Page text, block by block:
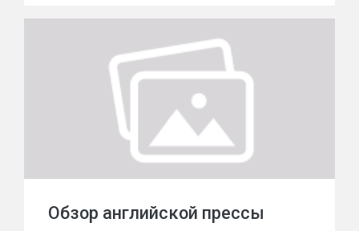
Обзор английской прессы